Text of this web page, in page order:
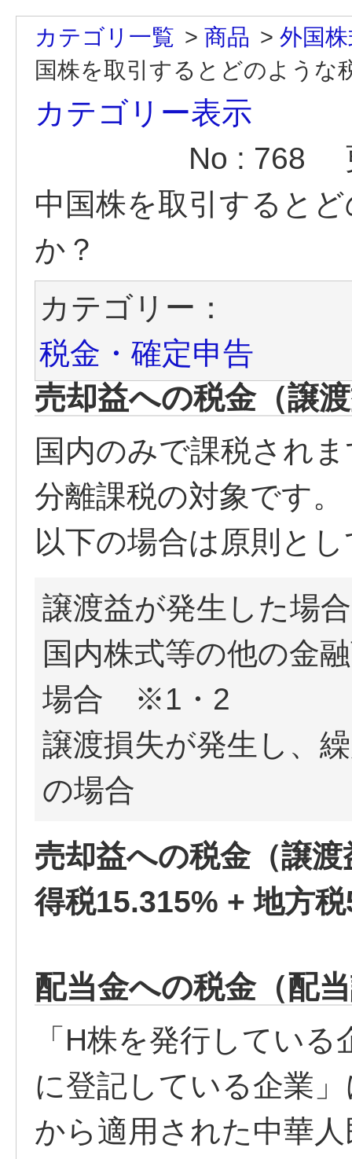
カテゴリ一覧 > 商品 > 外国
国株を取引するとどのような
カテゴリー表示
No : 768
中国株を取引すると
か？
カテゴリー：
税金・確定申告
売却益への税金（譲
国内のみで課税され
分離課税の対象です。
以下の場合は原則と
譲渡益が発生した
国内株式等の他の金
場合 ※1・2
譲渡損失が発生し、
の場合
売却益への税金（譲
得税15.315% + 地方
配当金への税金（配
「H株を発行してい
に登記している企業
から適用された中華